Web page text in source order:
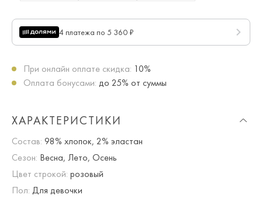
4 платежа по 5 360 ₽
При онлайн оплате скидка: 10%
Оплата бонусами: до 25% от суммы
ХАРАКТЕРИСТИКИ
Состав: 98% хлопок, 2% эластан
Сезон: Весна, Лето, Осень
Цвет строкой: розовый
Пол: Для девочки